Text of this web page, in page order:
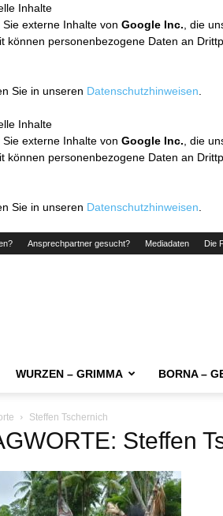
Inhalte
externe Inhalte von Google Inc. , die
können personenbezogene Daten an
Sie in unseren Datenschutzhinweisen
Inhalte
externe Inhalte von Google Inc. , die
können personenbezogene Daten an
Sie in unseren Datenschutzhinweisen
Ansprechpartner gesucht? Mediadaten Die
WURZEN – GRIMMA BORNA –
Steffen Tschernich
Steffen